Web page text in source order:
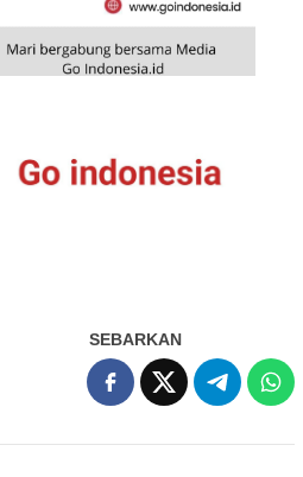
SEBARKAN